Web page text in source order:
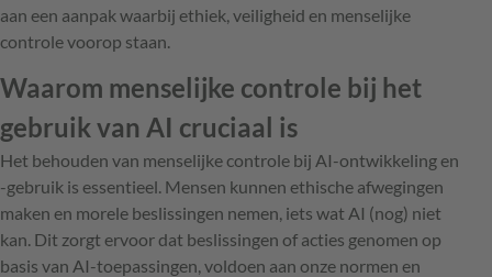
aan een aanpak waarbij ethiek, veiligheid en menselijke
controle voorop staan.
Waarom menselijke controle bij het
gebruik van AI cruciaal is
Het behouden van menselijke controle bij AI-ontwikkeling en
-gebruik is essentieel. Mensen kunnen ethische afwegingen
maken en morele beslissingen nemen, iets wat AI (nog) niet
kan. Dit zorgt ervoor dat beslissingen of acties genomen op
basis van AI-toepassingen, voldoen aan onze normen en